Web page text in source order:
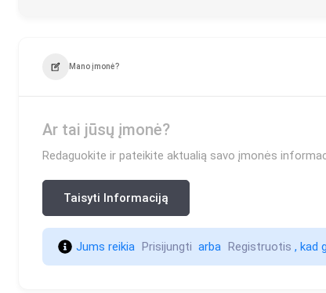
Mano įmonė?
Ar tai jūsų įmonė?
Redaguokite ir pateikite aktualią savo įmonės
Taisyti Informaciją
Jums reikia Prisijungti arba Registruotis ,